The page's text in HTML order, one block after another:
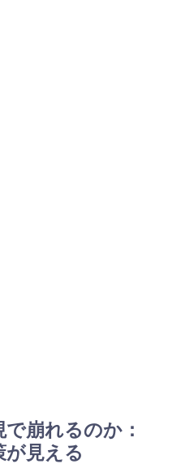
崩れるのか：
が見える